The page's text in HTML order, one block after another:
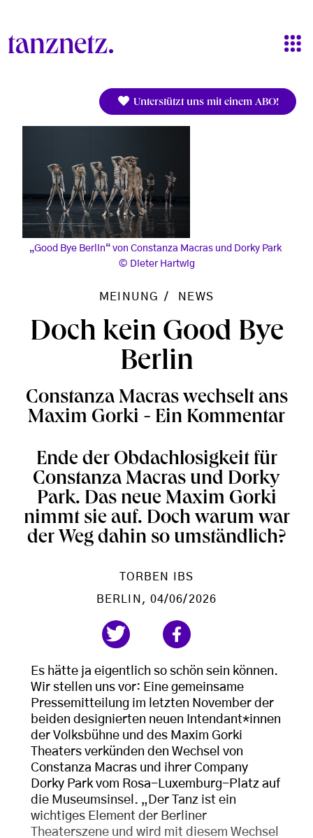
Unterstützt uns mit einem ABO!
„Good Bye Berlin“ von Constanza Macras und Dorky Park
Dieter Hartwig
MEINUNG NEWS
Doch kein Good Bye
Berlin
Constanza Macras wechselt ans
Maxim Gorki - Ein Kommentar
Ende der Obdachlosigkeit für
Constanza Macras und Dorky
Park. Das neue Maxim Gorki
nimmt sie auf. Doch warum war
der Weg dahin so umständlich?
TORBEN IBS
BERLIN , 04/06/2026
Es hätte ja eigentlich so schön sein können.
Wir stellen uns vor: Eine gemeinsame
Pressemitteilung im letzten November der
beiden designierten neuen Intendant*innen
der Volksbühne und des Maxim Gorki
Theaters verkünden den Wechsel von
Constanza Macras und ihrer Company
Dorky Park vom Rosa-Luxemburg-Platz auf
die Museumsinsel. „Der Tanz ist ein
wichtiges Element der Berliner
Theaterszene und wird mit diesem Wechsel